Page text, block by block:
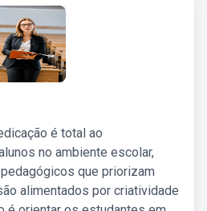
é total ao
no ambiente escolar,
que priorizam
alimentados por criatividade